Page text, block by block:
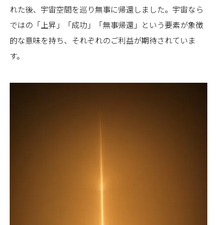
れた後、宇宙空間を巡り無事に帰還しました。宇宙なら
ではの「上昇」「成功」「無事帰還」という要素が象徴
的な意味を持ち、それぞれのご利益が期待されていま
す。